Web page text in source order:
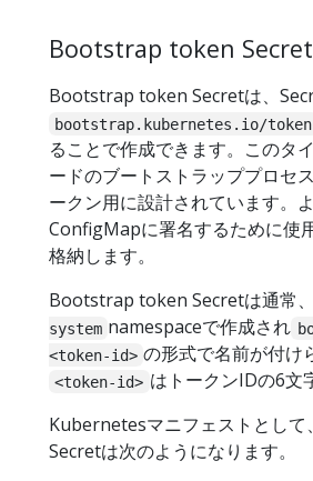
Bootstrap token
Bootstrap token Secretは、
bootstrap.kubernetes.io/token
ることで作成できます。このタ
ードのブートストラッププロセ
ークン用に設計されています。
ConfigMapに署名するために使
格納します。
Bootstrap token Secretは通常、
system namespaceで作成され
<token-id> の形式で名前が付け
<token-id> はトークンIDの6文
Kubernetesマニフェストとし
Secretは次のようになります。